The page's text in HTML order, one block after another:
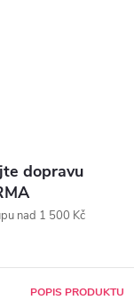
dopravu
nad 1 500 Kč
POPIS PRODUKTU